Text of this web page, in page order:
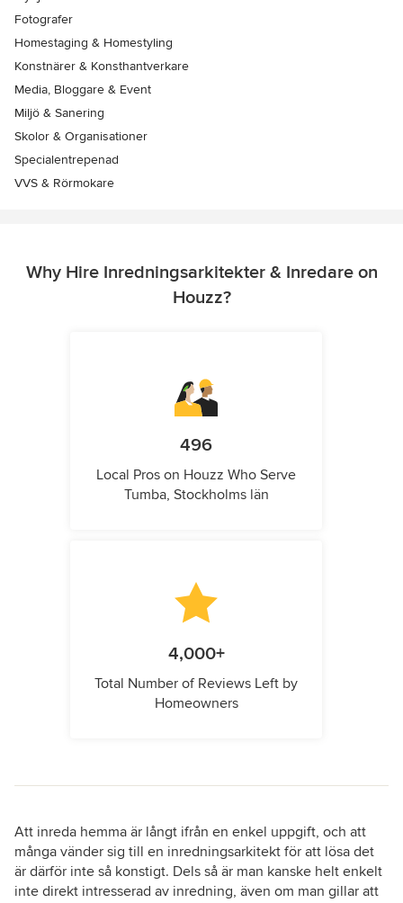
Fotografer
Homestaging & Homestyling
Konstnärer & Konsthantverkare
Media, Bloggare & Event
Miljö & Sanering
Skolor & Organisationer
Specialentrepenad
VVS & Rörmokare
Why Hire Inredningsarkitekter & Inredare on
Houzz?
496
Local Pros on Houzz Who Serve
Tumba, Stockholms län
4,000+
Total Number of Reviews Left by
Homeowners
Att inreda hemma är långt ifrån en enkel uppgift, och att
många vänder sig till en inredningsarkitekt för att lösa det
är därför inte så konstigt. Dels så är man kanske helt enkelt
inte direkt intresserad av inredning, även om man gillar att